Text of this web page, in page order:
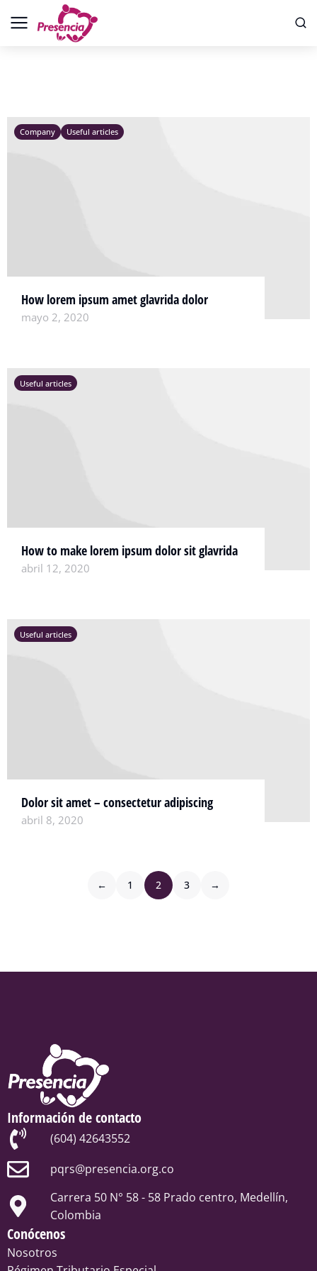
Company Useful articles
How lorem ipsum amet glavrida dolor
mayo 2, 2020
Useful articles
How to make lorem ipsum dolor sit glavrida
abril 12, 2020
Useful articles
Dolor sit amet – consectetur adipiscing
abril 8, 2020
← 1 2 3 →
Información de contacto
(604) 42643552
pqrs@presencia.org.co
Carrera 50 N° 58 - 58 Prado centro, Medellín,
Colombia
Conócenos
Nosotros